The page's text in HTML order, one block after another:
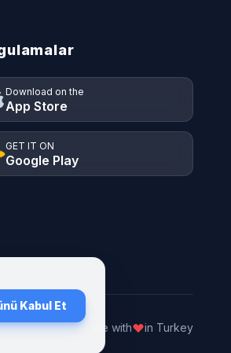
Download on the
App Store
GET IT ON
Google Play
Made with in Turkey
Kabul Et